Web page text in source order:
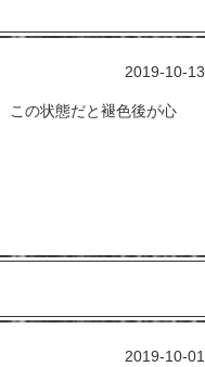
2019-10-13
この状態だと褪色後が心
2019-10-01